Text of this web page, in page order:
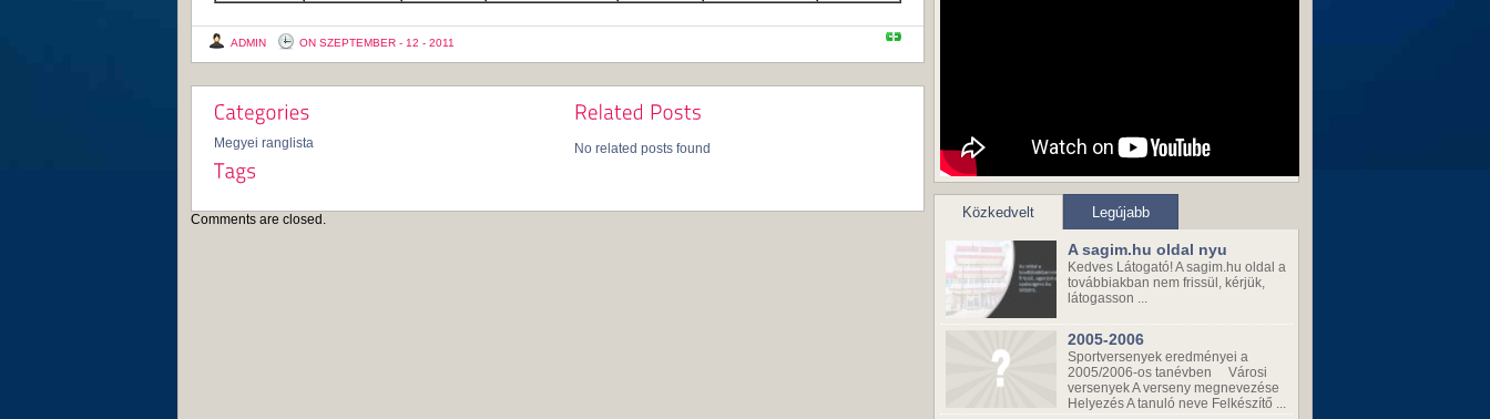
ADMIN ON SZEPTEMBER - 12 - 2011
Megyei ranglista No related posts found
Comments are closed. Közkedvelt Legújabb
A sagim.hu oldal nyu
Kedves Látogató! A sagim.hu oldal a
továbbiakban nem frissül, kérjük,
látogasson ...
2005-2006
Sportversenyek eredményei a
2005/2006-os tanévben Városi
versenyek A verseny megnevezése
Helyezés A tanuló neve Felkészítő ...